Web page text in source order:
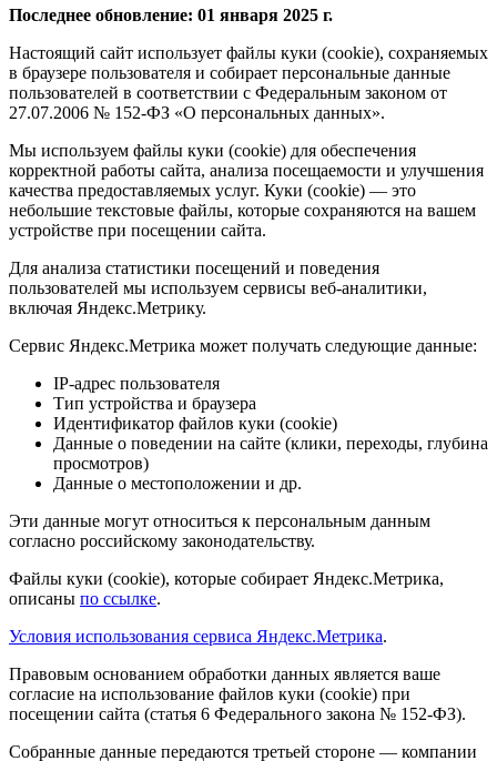
Последнее обновление: 01 января 2025 г.
Настоящий сайт использует файлы куки (cookie), сохраняемых
в браузере пользователя и собирает персональные данные
пользователей в соответствии с Федеральным законом от
27.07.2006 № 152-ФЗ «О персональных данных».
Мы используем файлы куки (cookie) для обеспечения
корректной работы сайта, анализа посещаемости и улучшения
качества предоставляемых услуг. Куки (cookie) — это
небольшие текстовые файлы, которые сохраняются на вашем
устройстве при посещении сайта.
Для анализа статистики посещений и поведения
пользователей мы используем сервисы веб-аналитики,
включая Яндекс.Метрику.
Сервис Яндекс.Метрика может получать следующие данные:
IP-адрес пользователя
Тип устройства и браузера
Идентификатор файлов куки (cookie)
Данные о поведении на сайте (клики, переходы, глубина
просмотров)
Данные о местоположении и др.
Эти данные могут относиться к персональным данным
согласно российскому законодательству.
Файлы куки (cookie), которые собирает Яндекс.Метрика,
описаны по ссылке.
Условия использования сервиса Яндекс.Метрика.
Правовым основанием обработки данных является ваше
согласие на использование файлов куки (cookie) при
посещении сайта (статья 6 Федерального закона № 152-ФЗ).
Собранные данные передаются третьей стороне — компании